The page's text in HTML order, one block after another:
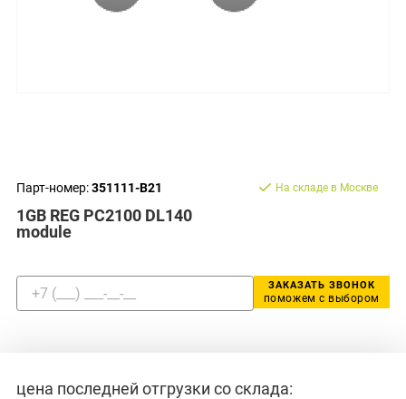
Парт-номер:351111-B21
1GB REG PC2100 DL140
module
На складе в Москве
ЗАКАЗАТЬ ЗВОНОК
поможем с выбором
цена последней отгрузки со склада: